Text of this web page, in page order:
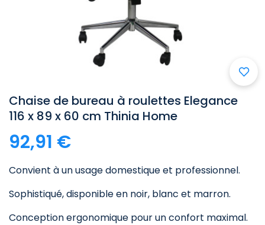
Chaise de bureau à roulettes Elegance
116 x 89 x 60 cm Thinia Home
92,91 €
Convient à un usage domestique et professionnel.
Sophistiqué, disponible en noir, blanc et marron.
Conception ergonomique pour un confort maximal.